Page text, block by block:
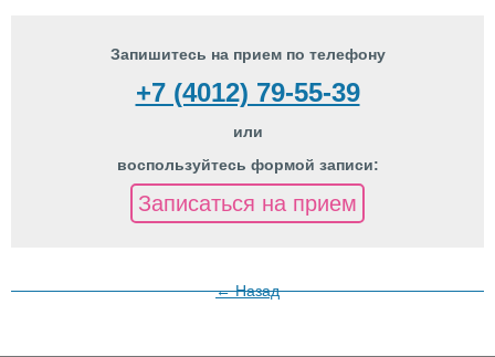
Запишитесь на прием по телефону
+7 (4012) 79-55-39
или
воспользуйтесь формой записи:
Записаться на прием
← Назад